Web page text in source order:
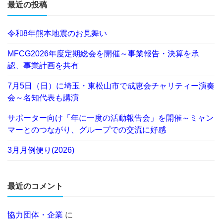
最近の投稿
令和8年熊本地震のお見舞い
MFCG2026年度定期総会を開催～事業報告・決算を承
認、事業計画を共有
7月5日（日）に埼玉・東松山市で成恵会チャリティー演奏
会～名知代表も講演
サポーター向け「年に一度の活動報告会」を開催～ミャン
マーとのつながり、グループでの交流に好感
3月月例便り(2026)
最近のコメント
協力団体・企業 に